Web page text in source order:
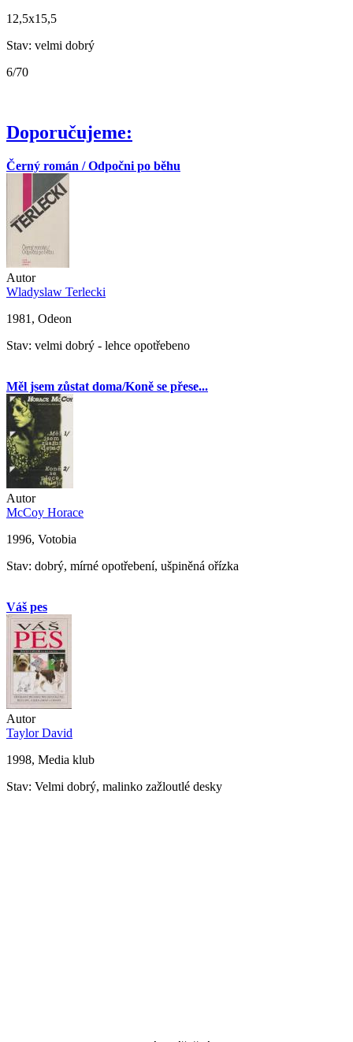
12,5x15,5
Stav: velmi dobrý
6/70
Doporučujeme:
Černý román / Odpočni po běhu
Autor
Wladyslaw Terlecki
1981, Odeon
Stav: velmi dobrý - lehce opotřebeno
Měl jsem zůstat doma/Koně se přese...
Autor
McCoy Horace
1996, Votobia
Stav: dobrý, mírné opotřebení, ušpiněná ořízka
Váš pes
Autor
Taylor David
1998, Media klub
Stav: Velmi dobrý, malinko zažloutlé desky